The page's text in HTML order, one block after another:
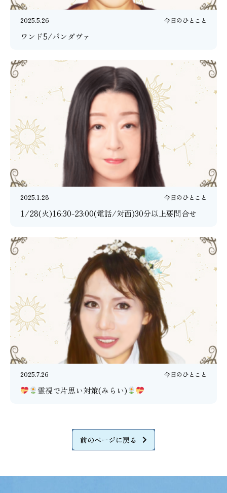
2025.5.26 今日のひとこと
ワンド5/パンダヴァ
2025.1.28 今日のひとこと
1/28(火)16:30-23:00(電話/対面)30分以上要問合せ
2025.7.26 今日のひとこと
霊視で片思い対策(みらい)
前のページに戻る